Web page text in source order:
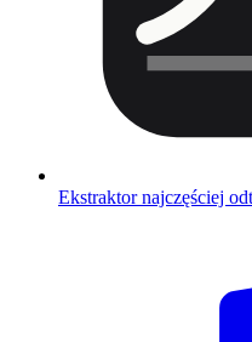
Ekstraktor najczęściej